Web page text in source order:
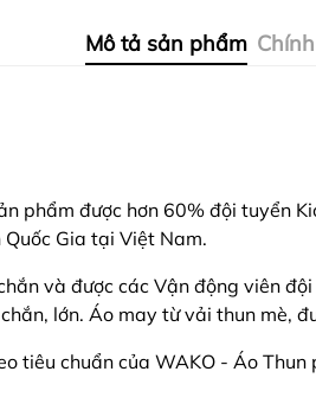
Mô tả sản phẩm
phẩm được hơn 60% đội tuyển
Gia tại Việt Nam.
và được các Vận động viên
lớn. Áo may từ vải thun mè,
tiêu chuẩn của WAKO - Áo Thun